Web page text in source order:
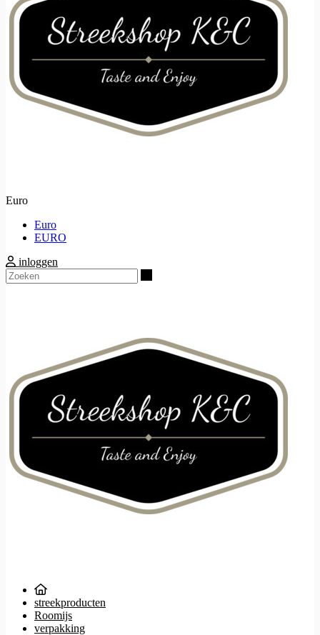
Euro
Euro
EURO
inloggen
streekproducten
Roomijs
verpakking